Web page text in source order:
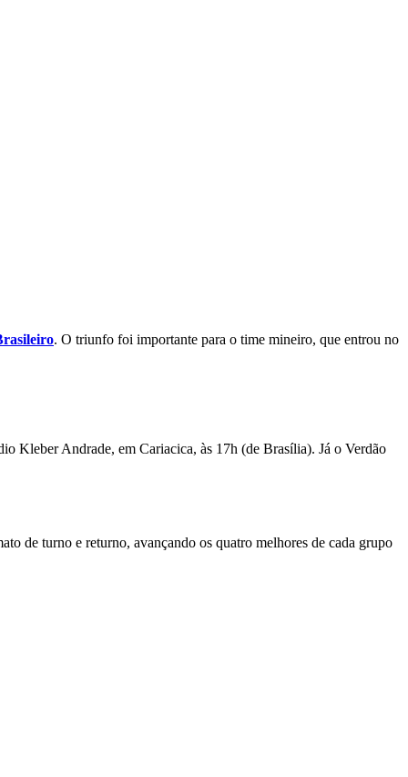
. O triunfo foi importante para o time mineiro, que entrou no
Kleber Andrade, em Cariacica, às 17h (de Brasília). Já o Verdão
de turno e returno, avançando os quatro melhores de cada grupo